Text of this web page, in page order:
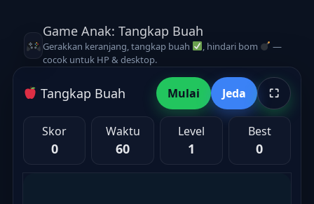
Game Anak: Tangkap Buah
Gerakkan keranjang, tangkap buah , hindari bom
—
cocok untuk HP & desktop.
Tangkap Buah Mulai Jeda ⛶
Skor
0
Waktu
60
Level
1
Best
0